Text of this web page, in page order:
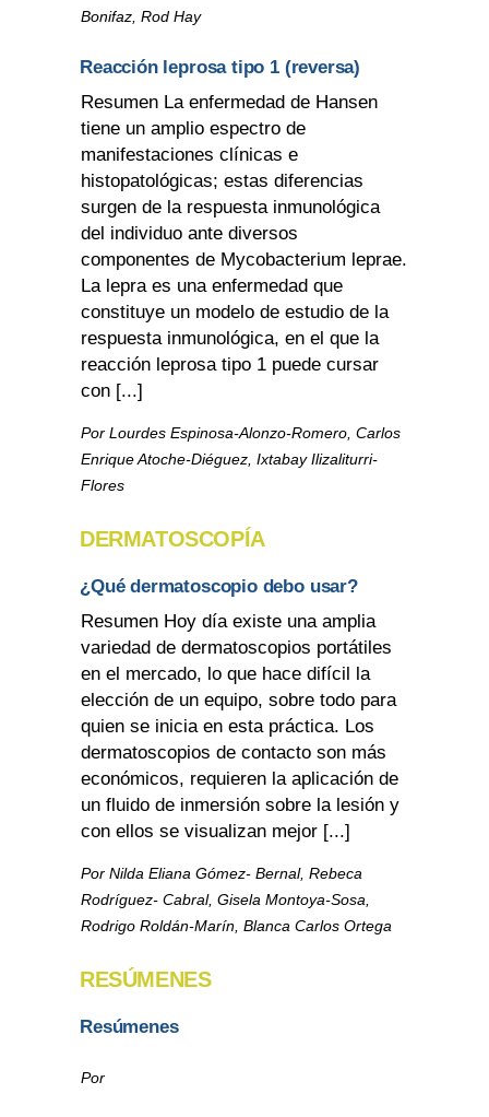
Bonifaz, Rod Hay
Reacción leprosa tipo 1 (reversa)
Resumen La enfermedad de Hansen
tiene un amplio espectro de
manifestaciones clínicas e
histopatológicas; estas diferencias
surgen de la respuesta inmunológica
del individuo ante diversos
componentes de Mycobacterium leprae.
La lepra es una enfermedad que
constituye un modelo de estudio de la
respuesta inmunológica, en el que la
reacción leprosa tipo 1 puede cursar
con [...]
Por Lourdes Espinosa-Alonzo-Romero, Carlos
Enrique Atoche-Diéguez, Ixtabay Ilizaliturri-
Flores
DERMATOSCOPÍA
¿Qué dermatoscopio debo usar?
Resumen Hoy día existe una amplia
variedad de dermatoscopios portátiles
en el mercado, lo que hace difícil la
elección de un equipo, sobre todo para
quien se inicia en esta práctica. Los
dermatoscopios de contacto son más
económicos, requieren la aplicación de
un fluido de inmersión sobre la lesión y
con ellos se visualizan mejor [...]
Por Nilda Eliana Gómez- Bernal, Rebeca
Rodríguez- Cabral, Gisela Montoya-Sosa,
Rodrigo Roldán-Marín, Blanca Carlos Ortega
RESÚMENES
Resúmenes
Por